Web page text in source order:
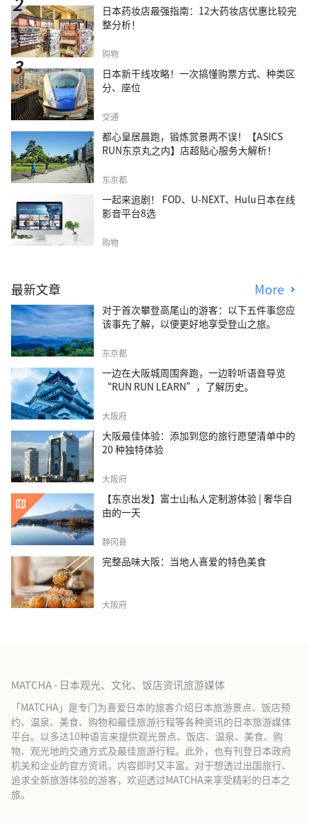
日本药妆店最强指南：12大药妆店优惠比较完
整分析！
购物
日本新干线攻略！一次搞懂购票方式、种类区
分、座位
交通
都心皇居晨跑，锻炼赏景两不误！【ASICS
RUN东京丸之内】店超贴心服务大解析！
东京都
一起来追剧！ FOD、U-NEXT、Hulu日本在线
影音平台8选
购物
最新文章 More
对于首次攀登高尾山的游客：以下五件事您应
该事先了解，以便更好地享受登山之旅。
东京都
一边在大阪城周围奔跑，一边聆听语音导览
“RUN RUN LEARN”，了解历史。
大阪府
大阪最佳体验：添加到您的旅行愿望清单中的
20 种独特体验
大阪府
【东京出发】富士山私人定制游体验 | 奢华自
由的一天
静冈县
完整品味大阪：当地人喜爱的特色美食
大阪府
MATCHA - 日本观光、文化、饭店资讯旅游媒体
「MATCHA」是专门为喜爱日本的旅客介绍日本旅游景点、饭店预
约、温泉、美食、购物和最佳旅游行程等各种资讯的日本旅游媒体
平台。以多达10种语言来提供观光景点、饭店、温泉、美食、购
物、观光地的交通方式及最佳旅游行程。此外，也有刊登日本政府
机关和企业的官方资讯，内容即时又丰富。对于想透过出国旅行、
追求全新旅游体验的游客，欢迎透过MATCHA来享受精彩的日本之
旅。